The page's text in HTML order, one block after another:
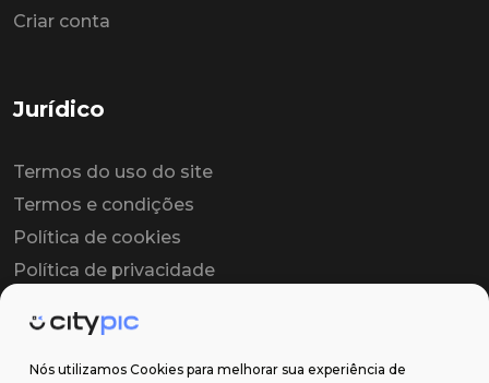
Nós utilizamos Cookies para melhorar sua experiência de
Criar conta
Jurídico
Termos do uso do site
Termos e condições
Política de cookies
Política de privacidade
Contrato de licença